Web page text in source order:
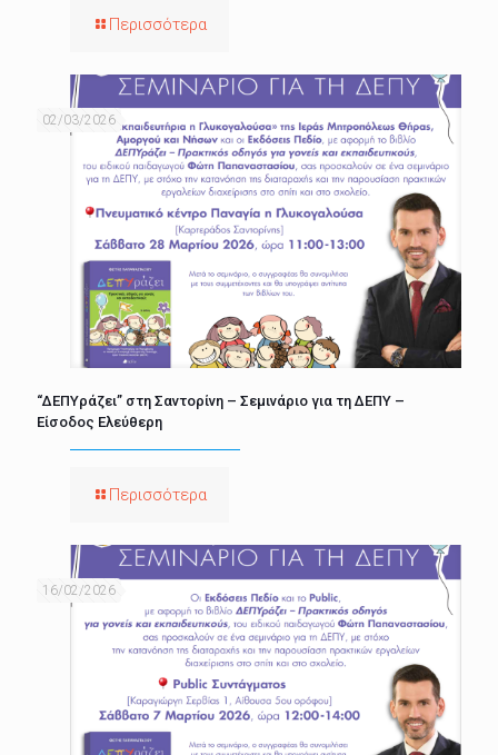
Περισσότερα
02/03/2026
“ΔΕΠΥράζει” στη Σαντορίνη – Σεμινάριο για τη ΔΕΠΥ –
Είσοδος Ελεύθερη
Περισσότερα
16/02/2026